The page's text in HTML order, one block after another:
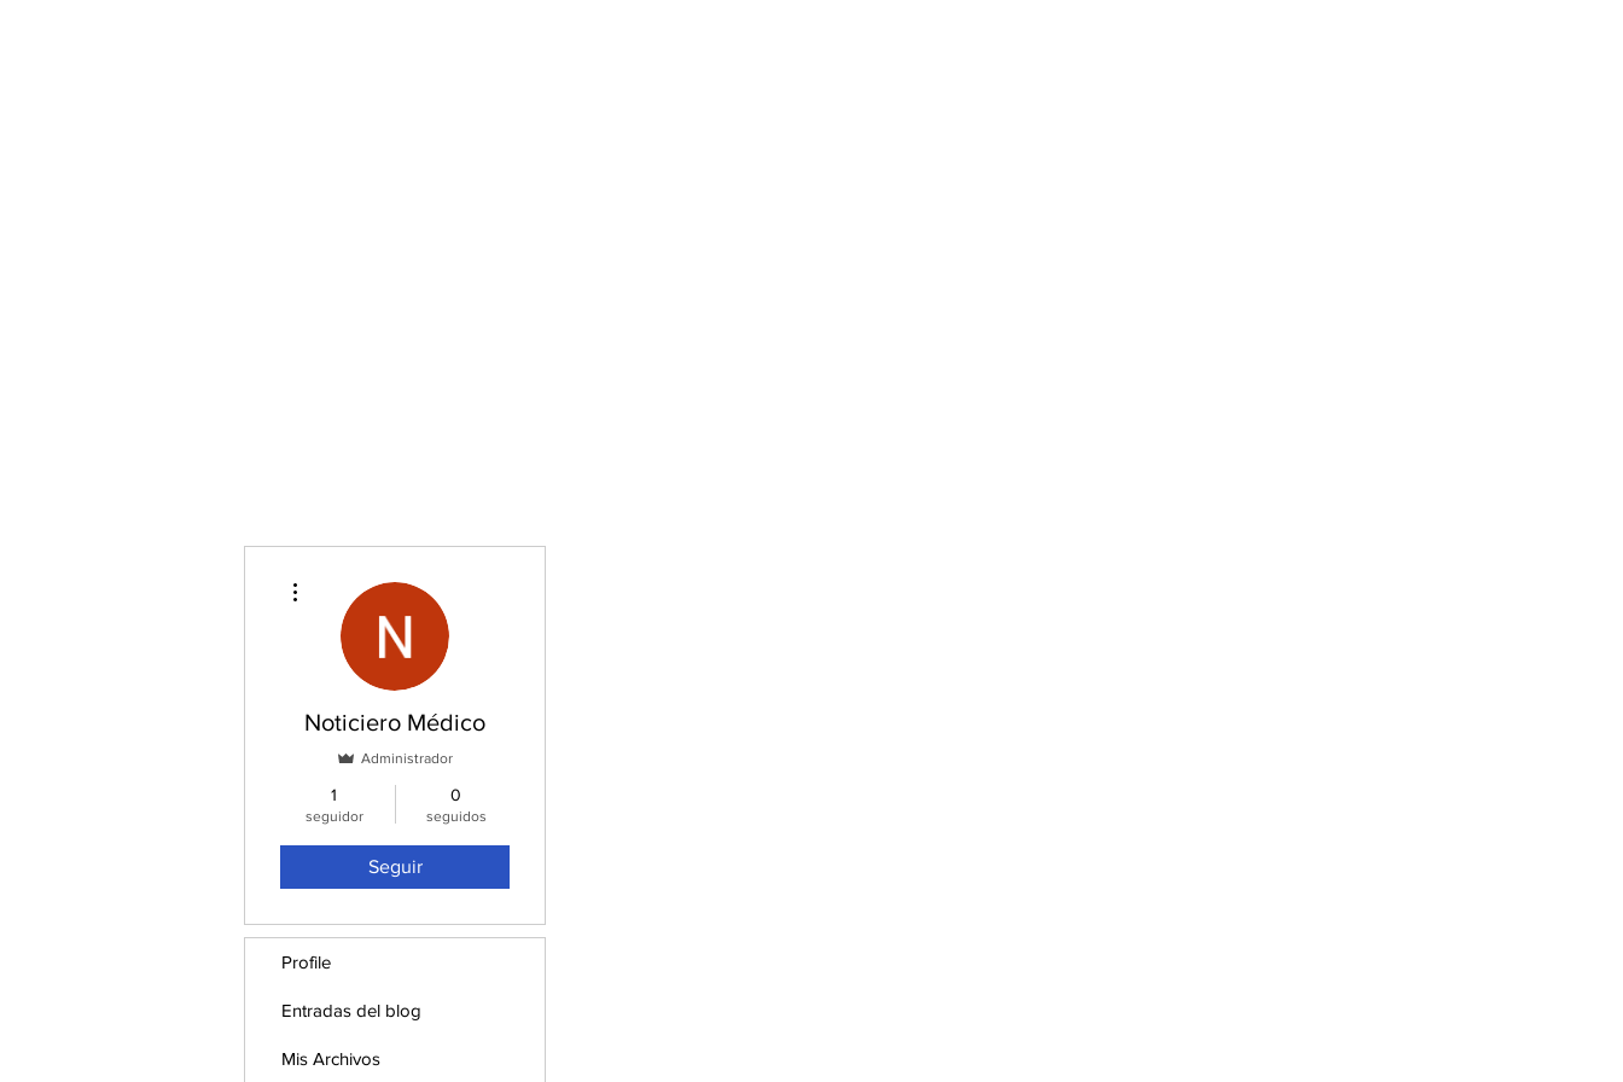
Noticiero Médico
Administrador
1
seguidor
0
seguidos
Seguir
Profile
Entradas del blog
Mis Archivos